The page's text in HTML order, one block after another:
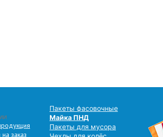
Пакеты фасовочные
Майка ПНД
Пакеты для мусора
заказ